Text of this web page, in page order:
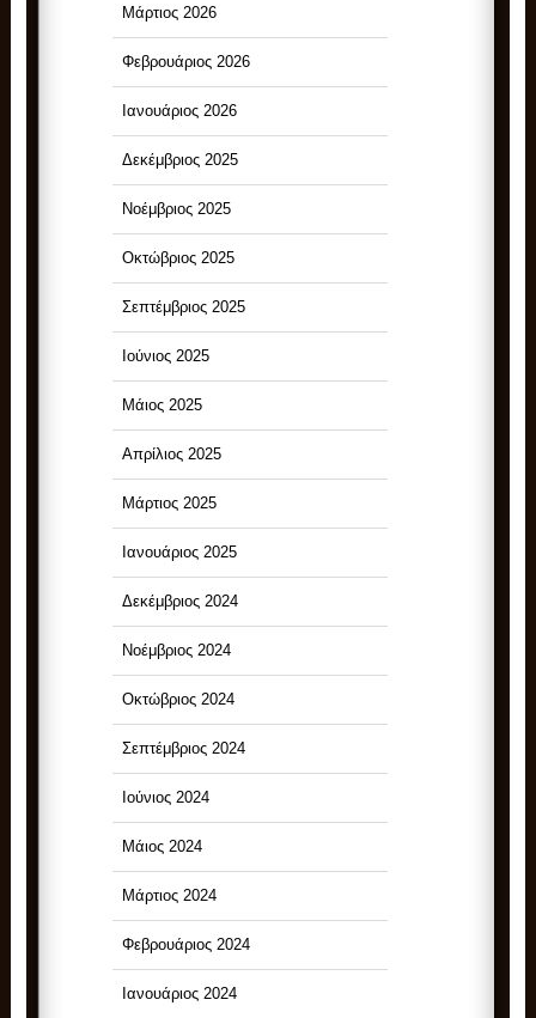
Μάρτιος 2026
Φεβρουάριος 2026
Ιανουάριος 2026
Δεκέμβριος 2025
Νοέμβριος 2025
Οκτώβριος 2025
Σεπτέμβριος 2025
Ιούνιος 2025
Μάιος 2025
Απρίλιος 2025
Μάρτιος 2025
Ιανουάριος 2025
Δεκέμβριος 2024
Νοέμβριος 2024
Οκτώβριος 2024
Σεπτέμβριος 2024
Ιούνιος 2024
Μάιος 2024
Μάρτιος 2024
Φεβρουάριος 2024
Ιανουάριος 2024